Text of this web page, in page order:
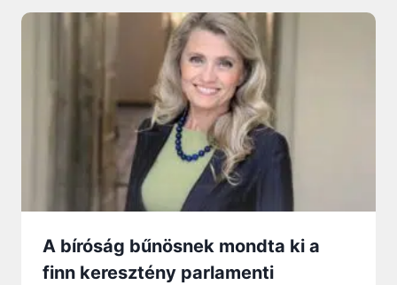
A bíróság bűnösnek mondta ki a
finn keresztény parlamenti